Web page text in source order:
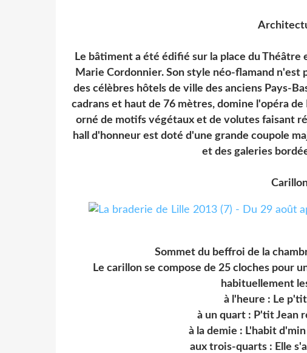
Le bâtiment a été édifié sur la place du
Marie Cordonnier. Son style néo-flamand n'est
des célèbres hôtels de ville des anciens Pays-
cadrans et haut de 76 mètres, domine l'opéra
orné de motifs végétaux et de volutes faisant
hall d'honneur est doté d'une grande coupole
et des galeries
Sommet du beffroi de la
Le carillon se compose de 25 cloches pour
habituellement
à l'heure : Le
à un quart : P'tit Jean
à la demie : L'habit
aux trois-quarts : Elle